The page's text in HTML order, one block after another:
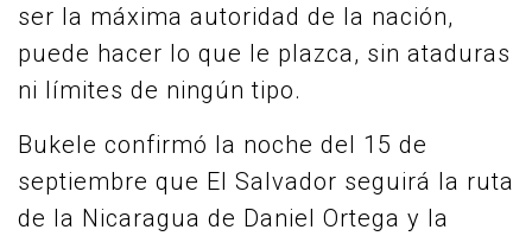
ser la máxima autoridad de la nación,
puede hacer lo que le plazca, sin ataduras
ni límites de ningún tipo.
Bukele confirmó la noche del 15 de
septiembre que El Salvador seguirá la ruta
de la Nicaragua de Daniel Ortega y la